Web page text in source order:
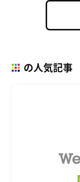
の人気記事